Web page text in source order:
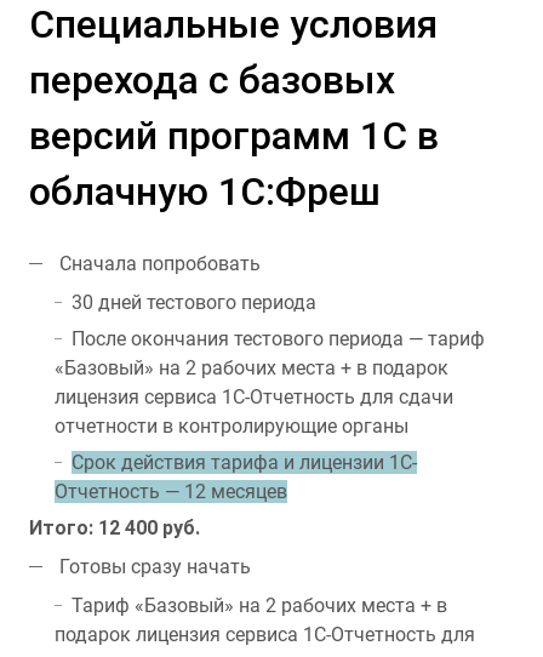
Специальные условия
перехода с базовых
версий программ 1С в
облачную 1С:Фреш
Сначала попробовать
30 дней тестового периода
После окончания тестового периода — тариф
«Базовый» на 2 рабочих места + в подарок
лицензия сервиса 1С-Отчетность для сдачи
отчетности в контролирующие органы
Срок действия тарифа и лицензии 1С-
Отчетность — 12 месяцев
Итого: 12 400 руб.
Готовы сразу начать
Тариф «Базовый» на 2 рабочих места + в
подарок лицензия сервиса 1С-Отчетность для